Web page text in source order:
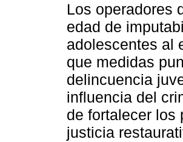
Los operadores
edad de
adolescentes al
que medidas
delincuencia
influencia del
de fortalecer los
justicia